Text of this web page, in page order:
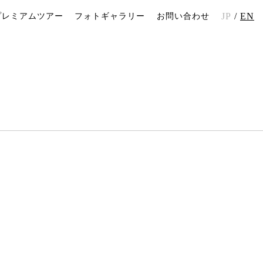
レミアムツアー フォトギャラリー お問い合わせ JP EN